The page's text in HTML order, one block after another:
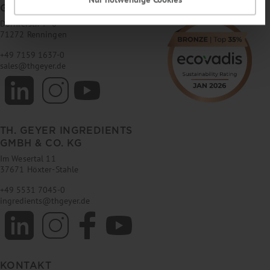
GMBH & CO. KG
Dornierstr. 4–6
71272 Renningen
+49 7159 1637-0
sales@thgeyer.de
TH. GEYER INGREDIENTS
GMBH & CO. KG
Im Wesertal 11
37671 Höxter-Stahle
+49 5531 7045-0
ingredients@thgeyer.de
KONTAKT